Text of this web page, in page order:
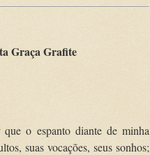
Graça Grafite
que o espanto diante de minha
suas vocações, seus sonhos;